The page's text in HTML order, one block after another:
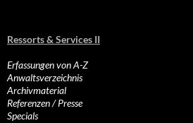
Ressorts & Services II
Erfassungen von A-Z
Anwaltsverzeichnis
Archivmaterial
Referenzen / Presse
Specials